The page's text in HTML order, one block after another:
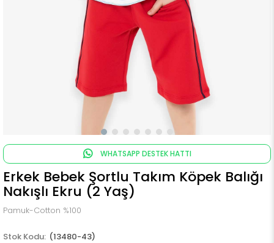
WHATSAPP DESTEK HATTI
Erkek Bebek Şortlu Takım Köpek Balığı
Nakışlı Ekru (2 Yaş)
Pamuk-Cotton %100
(13480-43)